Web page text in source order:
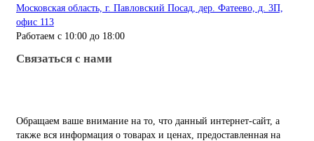
Московская область, г. Павловский Посад, дер. Фатеево, д. 3П,
офис 113
Работаем с 10:00 до 18:00
Связаться с нами
Обращаем ваше внимание на то, что данный интернет-сайт, а
также вся информация о товарах и ценах, предоставленная на